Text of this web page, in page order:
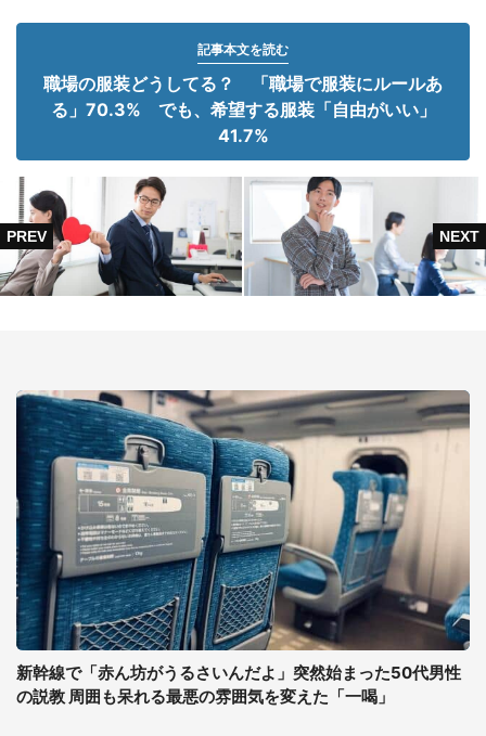
記事本文を読む
職場の服装どうしてる？ 「職場で服装にルールあ
る」70.3% でも、希望する服装「自由がいい」
41.7%
新幹線で「赤ん坊がうるさいんだよ」突然始まった50代男性
の説教 周囲も呆れる最悪の雰囲気を変えた「一喝」